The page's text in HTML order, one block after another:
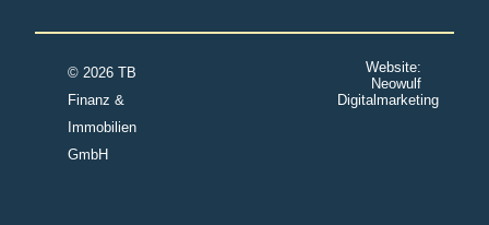
© 2026 TB
Finanz &
Immobilien
GmbH
Website:
Neowulf
Digitalmarketing